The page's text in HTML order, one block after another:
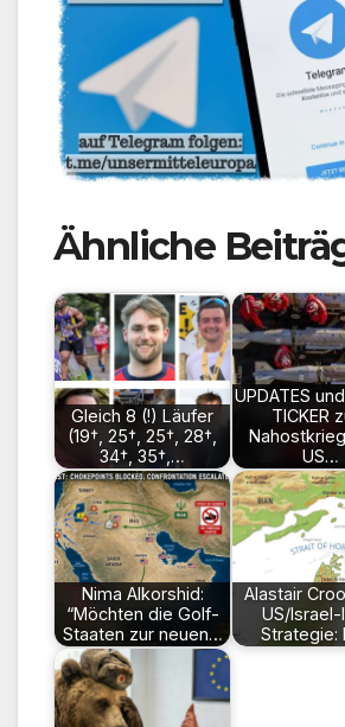
Ähnliche
Gleich 8 (!) Läufer
(19†, 25†, 25†, 28†,
34†, 35†,…
UPDATES
TICKER
US…
Nima Alkorshid:
“Möchten die Golf-
Staaten zur neuen…
Alastair
US/Israel-
Strategie: